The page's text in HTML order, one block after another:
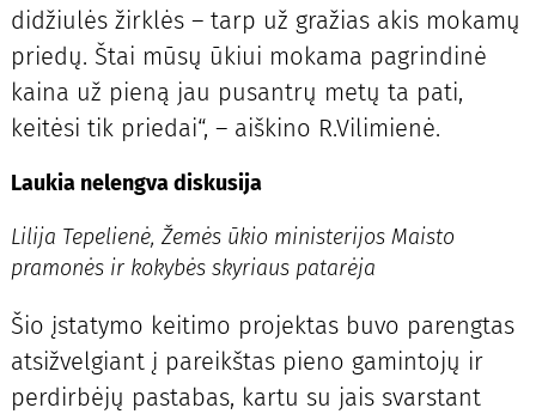
didžiulės žirklės – tarp už gražias akis mokamų
priedų. Štai mūsų ūkiui mokama pagrindinė
kaina už pieną jau pusantrų metų ta pati,
keitėsi tik priedai“, – aiškino R.Vilimienė.
Laukia nelengva diskusija
Lilija Tepelienė, Žemės ūkio ministerijos Maisto
pramonės ir kokybės skyriaus patarėja
Šio įstatymo keitimo projektas buvo parengtas
atsižvelgiant į pareikštas pieno gamintojų ir
perdirbėjų pastabas, kartu su jais svarstant